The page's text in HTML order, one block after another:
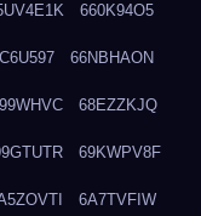
660K94O5
66NBHAON
68EZZKJQ
69KWPV8F
6A7TVFIW